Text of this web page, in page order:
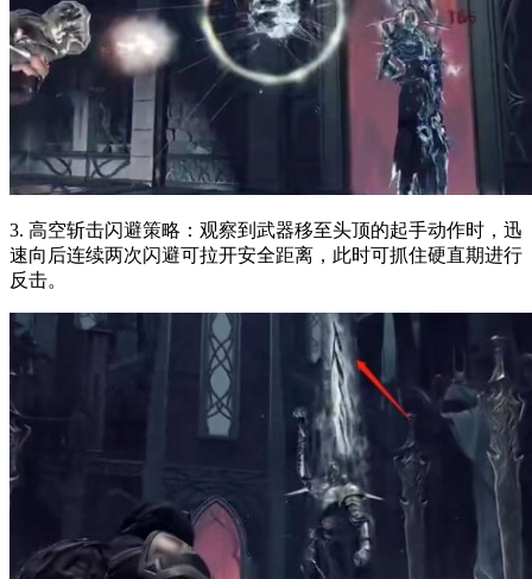
3. 高空斩击闪避策略：观察到武器移至头顶的起手动作时，迅
速向后连续两次闪避可拉开安全距离，此时可抓住硬直期进行
反击。